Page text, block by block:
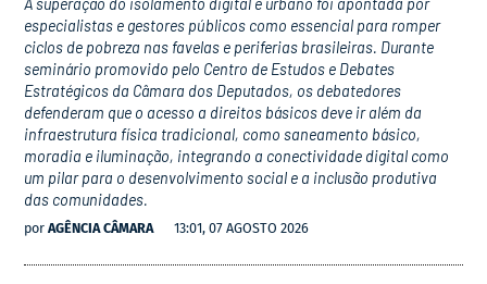
especialistas e gestores públicos como essencial para romper
ciclos de pobreza nas favelas e periferias brasileiras. Durante
seminário promovido pelo Centro de Estudos e Debates
Estratégicos da Câmara dos Deputados, os debatedores
defenderam que o acesso a direitos básicos deve ir além da
infraestrutura física tradicional, como saneamento básico,
moradia e iluminação, integrando a conectividade digital como
um pilar para o desenvolvimento social e a inclusão produtiva
das comunidades.
por AGÊNCIA CÂMARA 13:01, 07 AGOSTO 2026